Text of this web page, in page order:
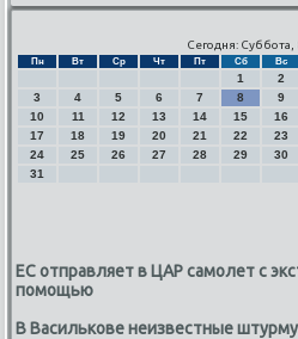
Сегодня: Суббота,
Пн Вт Ср Чт Пт Сб Вс
1
2
3
4 5 6 7 8
9
10
11 12 13 14 15
16
17
18 19 20 21 22
23
24
25 26 27 28 29
30
31
ЕС отправляет в ЦАР самолет с
помощью
В Василькове неизвестные